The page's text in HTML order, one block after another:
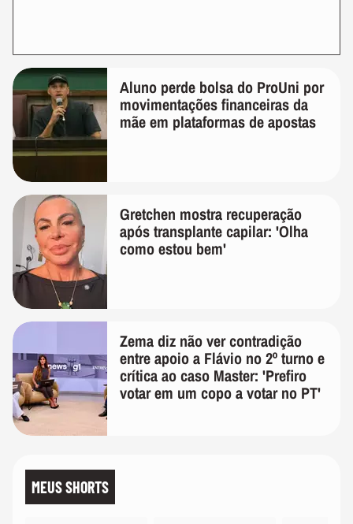
Aluno perde bolsa do ProUni por
movimentações financeiras da
mãe em plataformas de apostas
Gretchen mostra recuperação
após transplante capilar: 'Olha
como estou bem'
Zema diz não ver contradição
entre apoio a Flávio no 2º turno e
crítica ao caso Master: 'Prefiro
votar em um copo a votar no PT'
MEUS SHORTS